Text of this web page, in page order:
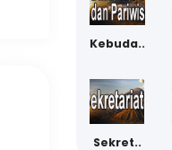
Kebuda..
Sekret..